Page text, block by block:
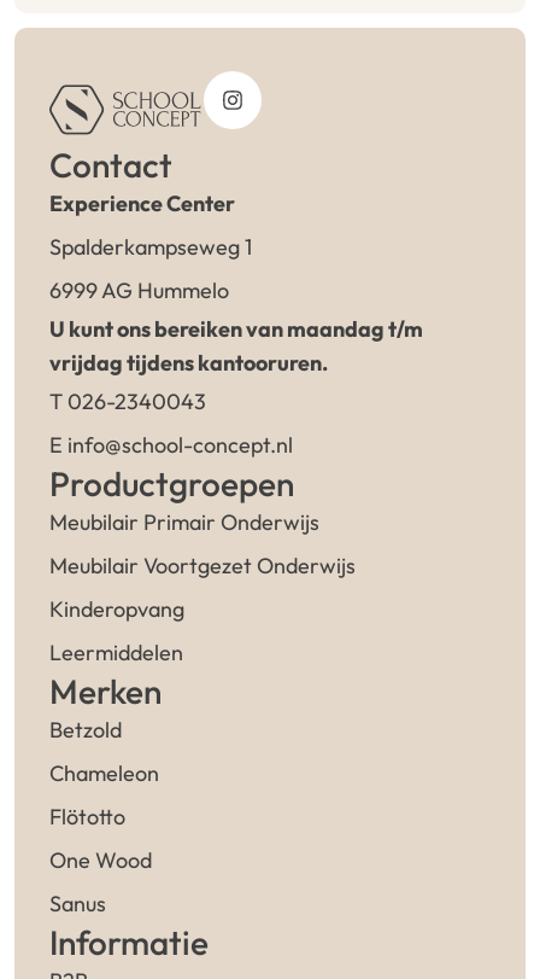
Contact
Experience Center
Spalderkampseweg 1
6999 AG Hummelo
U kunt ons bereiken van maandag t/m
vrijdag tijdens kantooruren.
T 026-2340043
E info@school-concept.nl
Productgroepen
Meubilair Primair Onderwijs
Meubilair Voortgezet Onderwijs
Kinderopvang
Leermiddelen
Merken
Betzold
Chameleon
Flötotto
One Wood
Sanus
Informatie